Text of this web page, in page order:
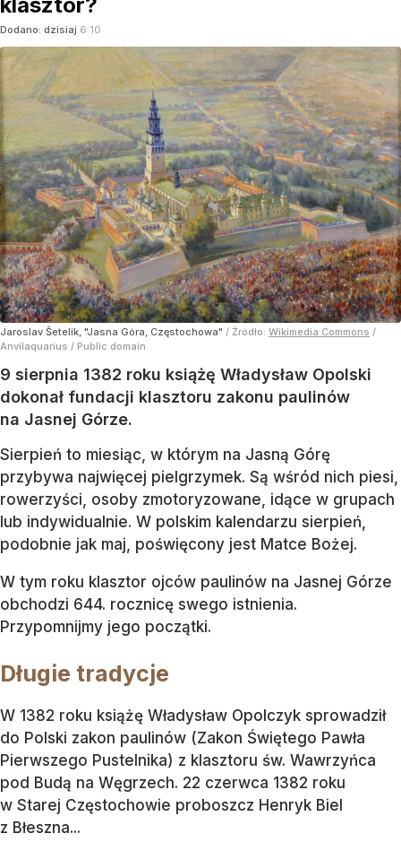
Dodano: dzisiaj 6:10
Jaroslav Šetelík, "Jasna Góra, Częstochowa" / Źródło: Wikimedia Commons /
Anvilaquarius / Public domain
9 sierpnia 1382 roku książę Władysław Opolski
dokonał fundacji klasztoru zakonu paulinów
na Jasnej Górze.
Sierpień to miesiąc, w którym na Jasną Górę
przybywa najwięcej pielgrzymek. Są wśród nich piesi,
rowerzyści, osoby zmotoryzowane, idące w grupach
lub indywidualnie. W polskim kalendarzu sierpień,
podobnie jak maj, poświęcony jest Matce Bożej.
W tym roku klasztor ojców paulinów na Jasnej Górze
obchodzi 644. rocznicę swego istnienia.
Przypomnijmy jego początki.
Długie tradycje
W 1382 roku książę Władysław Opolczyk sprowadził
do Polski zakon paulinów (Zakon Świętego Pawła
Pierwszego Pustelnika) z klasztoru św. Wawrzyńca
pod Budą na Węgrzech. 22 czerwca 1382 roku
w Starej Częstochowie proboszcz Henryk Biel
z Błeszna...